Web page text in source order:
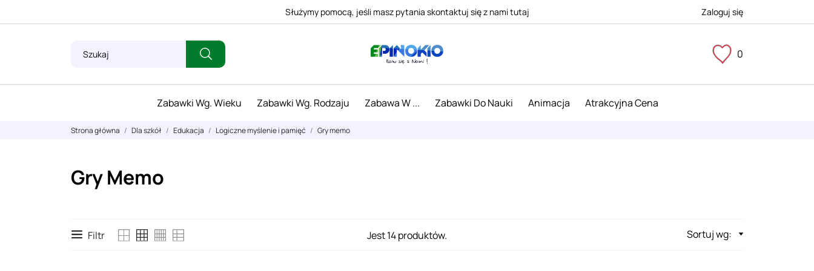
Służymy pomocą, jeśli masz pytania skontaktuj się z nami tutaj Zaloguj się
0
Zabawki Wg. Wieku Zabawki Wg. Rodzaju Zabawa W ... Zabawki Do Nauki Animacja Atrakcyjna Cena
Strona główna Dla szkół Edukacja Logiczne myślenie i pamięć Gry memo
Gry Memo
Filtr Jest 14 produktów. Sortuj wg: